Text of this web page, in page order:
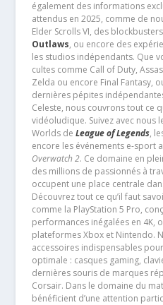
également des informations
attendus en 2025, comme de
Elder Scrolls VI, des
Outlaws, ou encore des
les studios indépendants. Que
cultes comme Call of Duty,
Zelda ou encore Final Fantasy,
dernières pépites
Celeste, nous couvrons tout ce
vidéoludique. Suivez avec nous
Worlds de League of Legends,
encore les événements e-sport
Overwatch 2. Ce domaine en
des millions de passionnés à
occupent une place centrale
Découvrez tout ce qu’il faut
comme la PlayStation 5 Pro,
performances inégalées en 4K,
plateformes Xbox et Nintendo.
accessoires indispensables
optimale : casques gaming,
dernières souris de marques
Corsair. Dans le domaine du
bénéficient d’une attention